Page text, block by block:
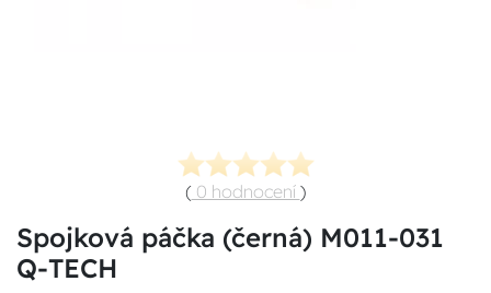
( 0 hodnocení )
Spojková páčka (černá) M011-031
Q-TECH